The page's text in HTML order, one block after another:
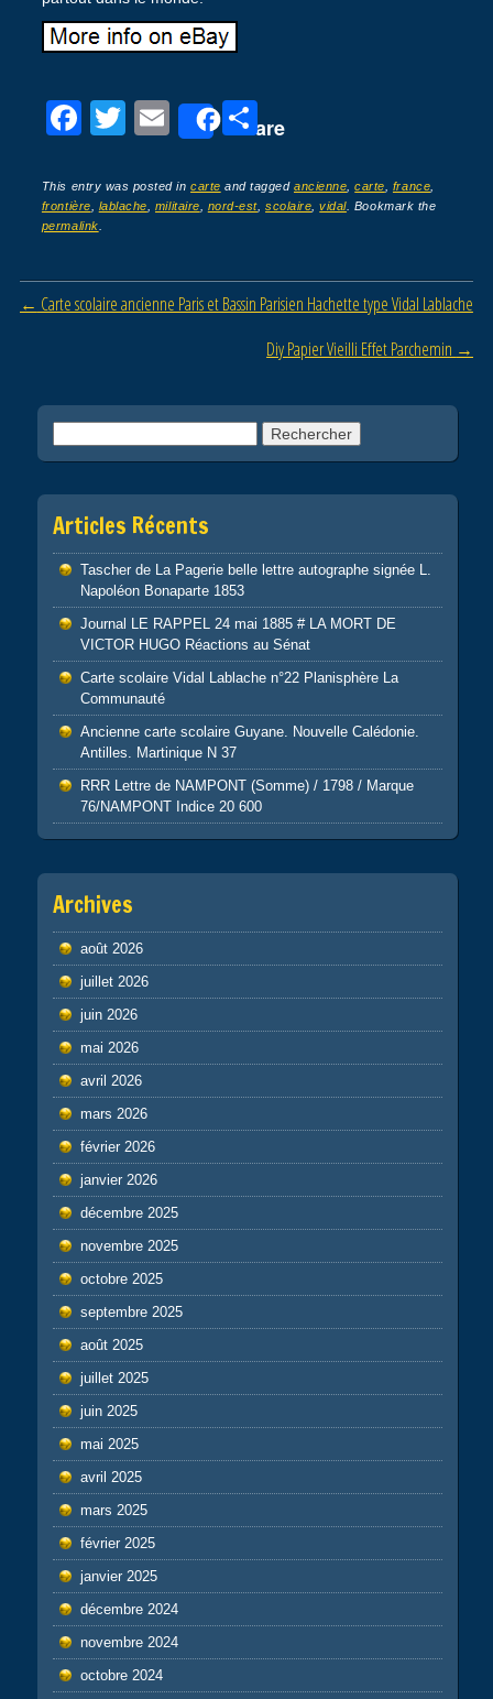
F
c
e
o
T
tt
er
E
ail
Share
P
ta
g
This entry was posted incarte and tagged ancienne ,carte france
frontière
lablache militaire nord-est,scolaire ,vidal. Bookmark the
permalink
Post navigation
← Carte scolaire ancienne Paris et Bassin Parisien Hachette type Vidal Lablache
Diy Papier Vieilli Effet Parchemin →
Articles Récents
Tascher de La Pagerie belle lettre autographe signée L.
Napoléon Bonaparte 1853
Journal LE RAPPEL 24 mai 1885 # LA MORT DE
VICTOR HUGO Réactions au Sénat
Carte scolaire Vidal Lablache n°22 Planisphère La
Communauté
Ancienne carte scolaire Guyane. Nouvelle Calédonie.
Antilles. Martinique N 37
RRR Lettre de NAMPONT (Somme) / 1798 / Marque
76/NAMPONT Indice 20 600
Archives
août 2026
juillet 2026
juin 2026
mai 2026
avril 2026
mars 2026
février 2026
janvier 2026
décembre 2025
novembre 2025
octobre 2025
septembre 2025
août 2025
juillet 2025
juin 2025
mai 2025
avril 2025
mars 2025
février 2025
janvier 2025
décembre 2024
novembre 2024
octobre 2024